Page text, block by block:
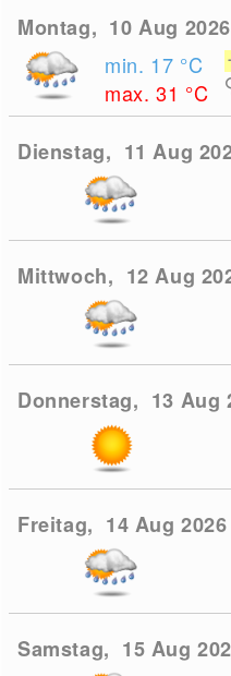
Montag, 10 Aug 2026
min. 17 °C
max. 31 °C
Dienstag, 11 Aug
Mittwoch, 12 Aug
Donnerstag, 13 Aug
Freitag, 14 Aug 2026
Samstag, 15 Aug